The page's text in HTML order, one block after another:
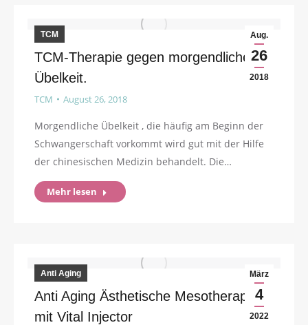
Aug.
26
2018
TCM
TCM-Therapie gegen morgendliche
Übelkeit.
TCM August 26, 2018
Morgendliche Übelkeit , die häufig am Beginn der
Schwangerschaft vorkommt wird gut mit der Hilfe
der chinesischen Medizin behandelt. Die…
Mehr lesen
März
4
2022
Anti Aging
Anti Aging Ästhetische Mesotherapie
mit Vital Injector